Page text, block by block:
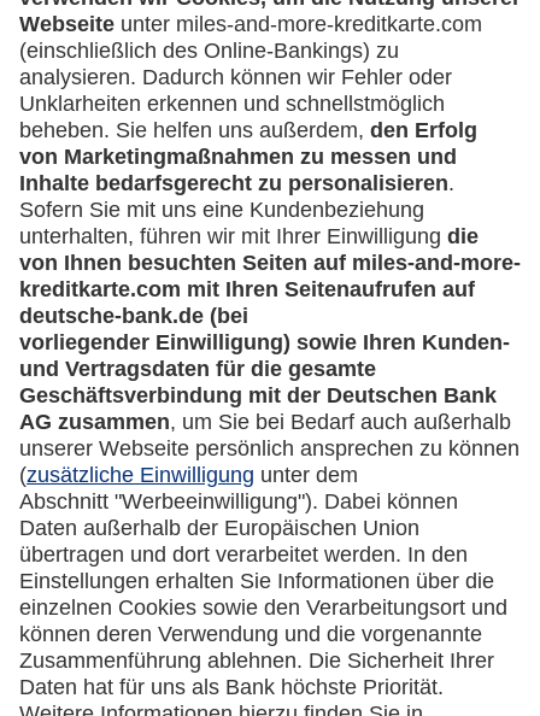
Häufige Fragen
Downloadcenter
Kontakt
Mehr
Kreditkarten-Banking
miles-and-more.com
lufthansa.com
Rechtliches
Impressum
Datenschutz
Cookie Einstellungen
Vertrag widerrufen